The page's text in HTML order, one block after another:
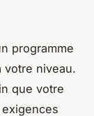
programme
votre niveau.
que votre